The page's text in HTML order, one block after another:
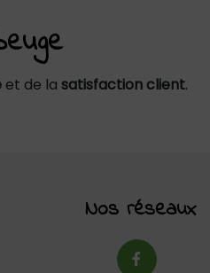
et de la satisfaction client.
Nos réseaux